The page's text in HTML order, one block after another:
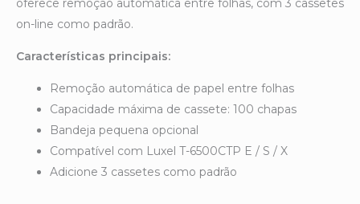
oferece remoção automática entre folhas, com 3 cassetes
on-line como padrão.
Características principais:
Remoção automática de papel entre folhas
Capacidade máxima de cassete: 100 chapas
Bandeja pequena opcional
Compatível com Luxel T-6500CTP E / S / X
Adicione 3 cassetes como padrão